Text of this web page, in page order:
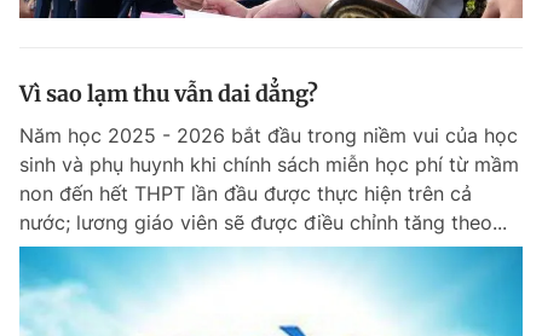
Vì sao lạm thu vẫn dai dẳng?
Năm học 2025 - 2026 bắt đầu trong niềm vui của học
sinh và phụ huynh khi chính sách miễn học phí từ mầm
non đến hết THPT lần đầu được thực hiện trên cả
nước; lương giáo viên sẽ được điều chỉnh tăng theo...